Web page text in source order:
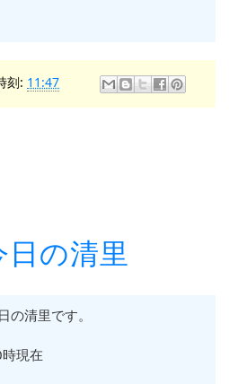
刻: 11:47
の清里
の清里です。
現在